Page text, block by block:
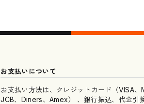
お支払いについて
お支払い方法は、クレジットカード（VISA、
JCB、Diners、Amex） 、銀行振込、代金引